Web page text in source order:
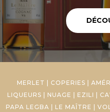
MERLET COPERIES
LIQUEURS
NUAGE EZILI
PAPA LEGBA
LE MAÎTRE